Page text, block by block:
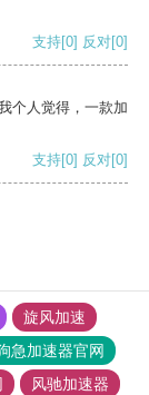
支持[0] 反对[0]
个人觉得，一款加
支持[0] 反对[0]
旋风加速
急加速器官网
风驰加速器